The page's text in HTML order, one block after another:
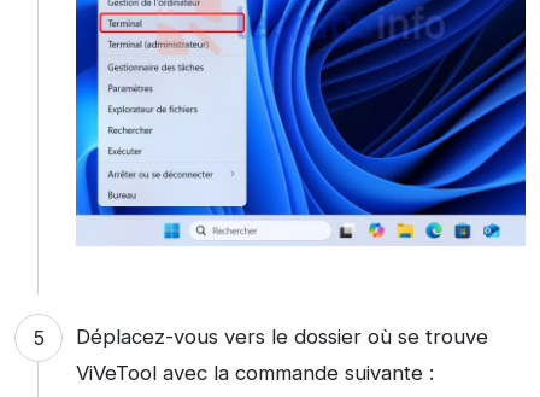
Déplacez-vous vers le dossier où se trouve
ViVeTool avec la commande suivante :